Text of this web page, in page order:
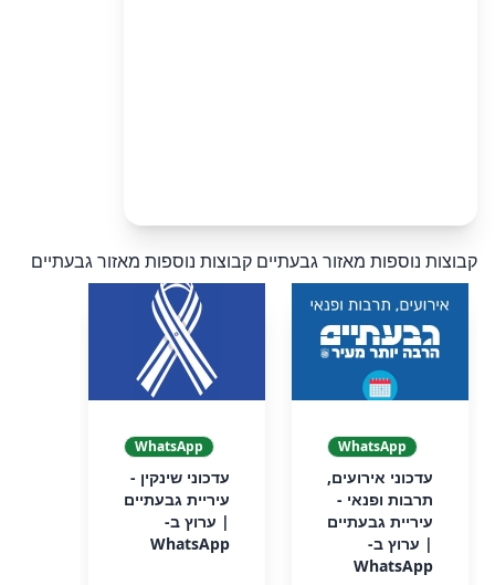
קבוצות נוספות מאזור גבעתיים קבוצות נוספות מאזור גבעתיים
WhatsApp
‏‏עדכוני אירועים,
תרבות ופנאי -
עיריית גבעתיים‏
| ערוץ ב-
WhatsApp
WhatsApp
‏‏עדכוני שינקין -
עיריית גבעתיים‏
| ערוץ ב-
WhatsApp